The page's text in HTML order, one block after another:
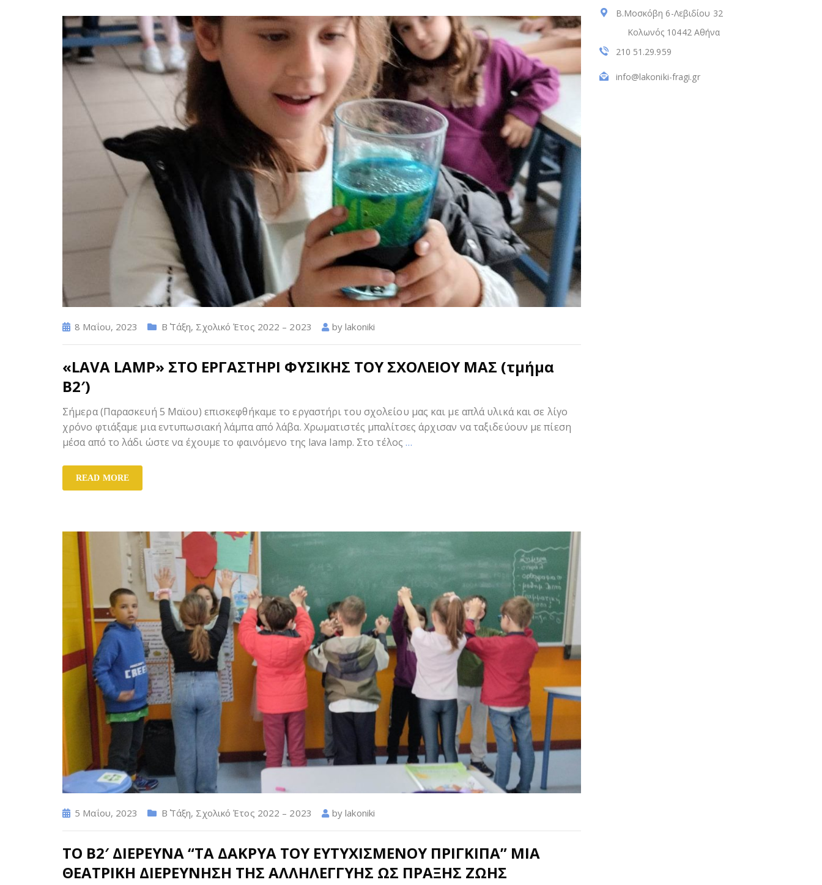
8 Μαΐου, 2023 Β΄ Τάξη, Σχολικό Έτος 2022 – 2023 bylakoniki
«LAVA LAMP» ΣΤΟ ΕΡΓΑΣΤΗΡΙ ΦΥΣΙΚΗΣ ΤΟΥ ΣΧΟΛΕΙΟΥ ΜΑΣ (τμήμα
Β2′)
Σήμερα (Παρασκευή 5 Μαϊου) επισκεφθήκαμε το εργαστήρι του σχολείου μας και με απλά υλικά και σε λίγο
χρόνο φτιάξαμε μια εντυπωσιακή λάμπα από λάβα. Χρωματιστές μπαλίτσες άρχισαν να ταξιδεύουν με πίεση
μέσα από το λάδι ώστε να έχουμε το φαινόμενο της lava lamp. Στο τέλος …
READ MORE
5 Μαΐου, 2023 Β΄ Τάξη, Σχολικό Έτος 2022 – 2023 bylakoniki
ΤΟ Β2′ ΔΙΕΡΕΥΝΑ “ΤΑ ΔΑΚΡΥΑ ΤΟΥ ΕΥΤΥΧΙΣΜΕΝΟΥ ΠΡΙΓΚΙΠΑ” ΜΙΑ
ΘΕΑΤΡΙΚΗ ΔΙΕΡΕΥΝΗΣΗ ΤΗΣ ΑΛΛΗΛΕΓΓΥΗΣ ΩΣ ΠΡΑΞΗΣ ΖΩΗΣ
Β.Μοσκόβη 6-Λεβιδίου 32
Κολωνός 10442 Αθήνα
210 51.29.959
info@lakoniki-fragi.gr